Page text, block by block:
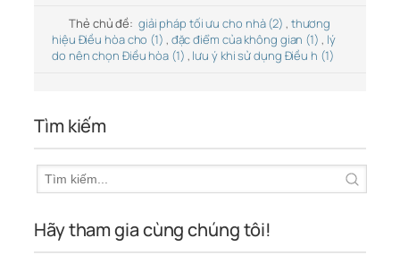
Thẻ chủ đề: giải pháp tối ưu cho nhà (2) , thương
hiệu Điều hòa cho (1) , đặc điểm của không gian (1) , lý
do nên chọn Điều hòa (1) , lưu ý khi sử dụng Điều h (1)
Tìm kiếm
Hãy tham gia cùng chúng tôi!